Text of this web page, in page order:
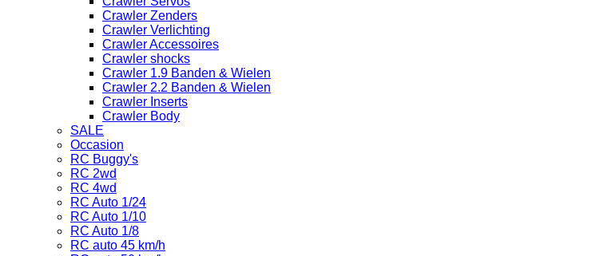
Crawler Zenders
Crawler Verlichting
Crawler Accessoires
Crawler shocks
Crawler 1.9 Banden & Wielen
Crawler 2.2 Banden & Wielen
Crawler Inserts
Crawler Body
SALE
Occasion
RC Buggy's
RC 2wd
RC 4wd
RC Auto 1/24
RC Auto 1/10
RC Auto 1/8
RC auto 45 km/h